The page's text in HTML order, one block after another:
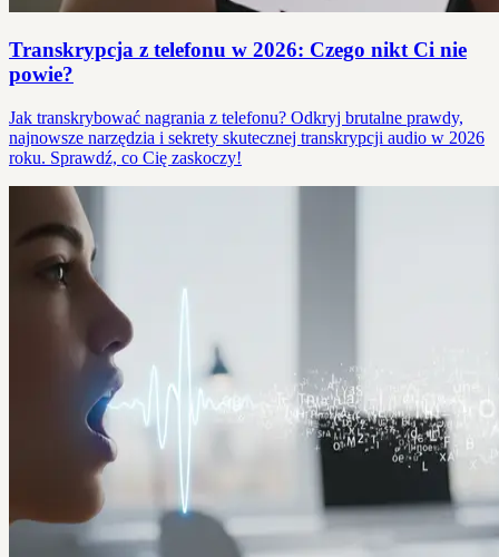
Transkrypcja z telefonu w 2026: Czego nikt Ci nie
powie?
Jak transkrybować nagrania z telefonu? Odkryj brutalne prawdy,
najnowsze narzędzia i sekrety skutecznej transkrypcji audio w 2026
roku. Sprawdź, co Cię zaskoczy!